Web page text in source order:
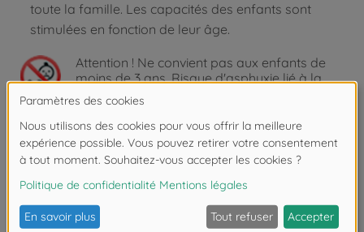
toute la famille. Les capacités des enfants sont
stimulées en fonction de leur âge.
Attention ! Ne convient pas aux enfants de
moins de 3 ans. Risque d'asphyxie lié à la
présence de pièces de petite taille.
FAQ (1)